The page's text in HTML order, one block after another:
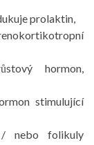
prolaktin,
hormon,
stimulující
/ nebo folikuly